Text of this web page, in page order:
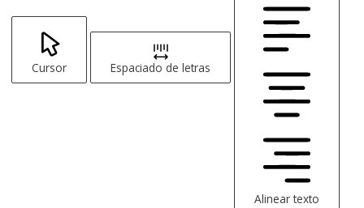
Cursor Espaciado de letras
Alinear texto